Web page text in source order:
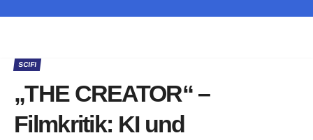
SCIFI
„THE CREATOR“ –
Filmkritik: KI und